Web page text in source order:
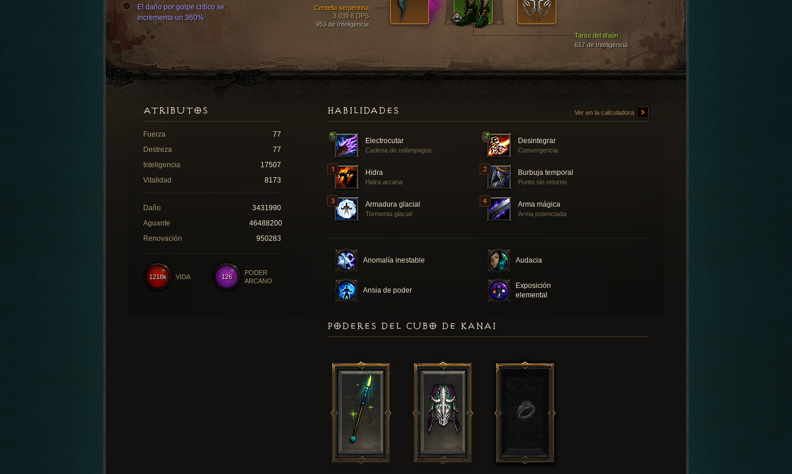
Tarso del tifaón
617 de Inteligencia
Centella serpentina
3,039.8 DPS
953 de Inteligencia
El daño por golpe crítico se
incrementa un 360%
HABILIDADES Ver en la calculadora
Electrocutar
Cadena de relámpagos
Desintegrar
Convergencia
Hidra
Hidra arcana
Burbuja temporal
Punto sin retorno
Armadura glacial
Tormenta glacial
Arma mágica
Arma potenciada
Anomalía inestable Audacia
Ansia de poder
Exposición
elemental
ATRIBUTOS
Fuerza
77
Destreza
77
Inteligencia
17507
Vitalidad
8173
Daño
3431990
Aguante
46488200
Renovación
950283
126
PODER
ARCANO
1218k VIDA
PODERES DEL CUBO DE KANAI